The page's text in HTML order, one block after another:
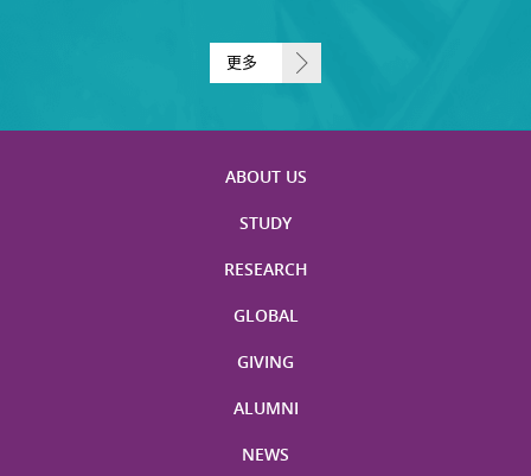
更多
ABOUT US
STUDY
RESEARCH
GLOBAL
GIVING
ALUMNI
NEWS